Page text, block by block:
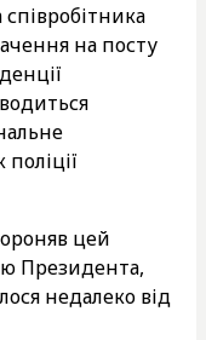
на посту
цей
Президента,
недалеко від